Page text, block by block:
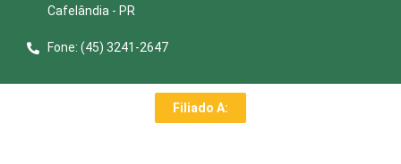
Cafelândia - PR
Fone: (45) 3241-2647
Filiado A: